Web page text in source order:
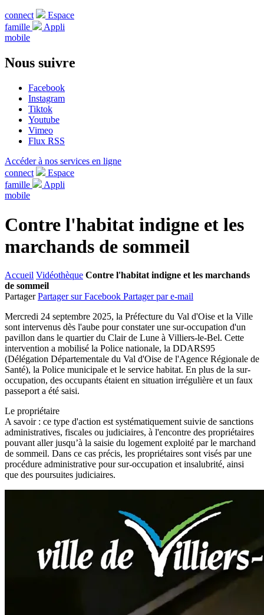
connect
Espace
famille
Appli
mobile
Nous suivre
Facebook
Instagram
Tiktok
Youtube
Vimeo
Flux RSS
Accéder à nos services en ligne
connect
Espace
famille
Appli
mobile
Contre l'habitat indigne et les
marchands de sommeil
Accueil Vidéothèque Contre l'habitat indigne et les marchands
de sommeil
Partager Partager sur Facebook Partager par e-mail
Mercredi 24 septembre 2025, la Préfecture du Val d'Oise et la Ville
sont intervenus dès l'aube pour constater une sur-occupation d'un
pavillon dans le quartier du Clair de Lune à Villiers-le-Bel. Cette
intervention a mobilisé la Police nationale, la DDARS95
(Délégation Départementale du Val d'Oise de l'Agence Régionale de
Santé), la Police municipale et le service habitat. En plus de la sur-
occupation, des occupants étaient en situation irrégulière et un faux
passeport a été saisi.
Le propriétaire
A savoir : ce type d'action est systématiquement suivie de sanctions
administratives, fiscales ou judiciaires, à l'encontre des propriétaires
pouvant aller jusqu’à la saisie du logement exploité par le marchand
de sommeil. Dans ce cas précis, les propriétaires sont visés par une
procédure administrative pour sur-occupation et insalubrité, ainsi
que des poursuites judiciaires.